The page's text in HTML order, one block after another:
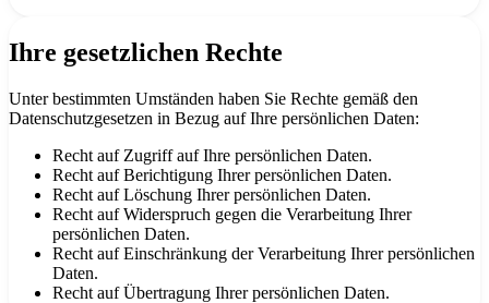
Ihre gesetzlichen Rechte
Unter bestimmten Umständen haben Sie Rechte gemäß den
Datenschutzgesetzen in Bezug auf Ihre persönlichen Daten:
Recht auf Zugriff auf Ihre persönlichen Daten.
Recht auf Berichtigung Ihrer persönlichen Daten.
Recht auf Löschung Ihrer persönlichen Daten.
Recht auf Widerspruch gegen die Verarbeitung Ihrer
persönlichen Daten.
Recht auf Einschränkung der Verarbeitung Ihrer persönlichen
Daten.
Recht auf Übertragung Ihrer persönlichen Daten.